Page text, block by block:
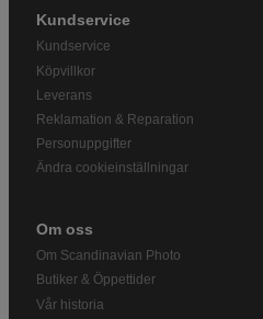
Kundservice
Kundservice
Köpvillkor
Leverans
Reklamation & Reparation
Personuppgifter
Ändra cookieinställningar
Om oss
Om Scandinavian Photo
Butiker & Öppettider
Vår historia